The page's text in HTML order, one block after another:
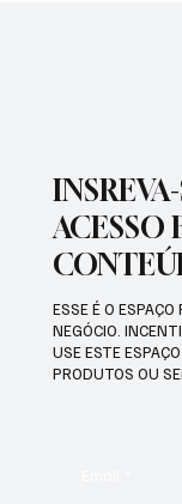
ACESSO
ESSE É O
NEGÓCIO.
USE ESTE
PRODUTOS OU